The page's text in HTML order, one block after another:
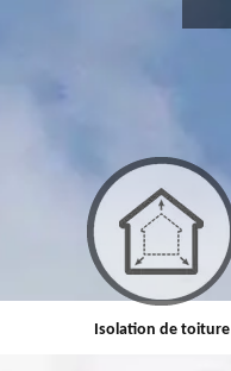
Isolation de toiture